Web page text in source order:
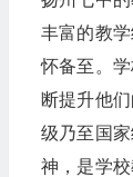
丰富的教
怀备至。
断提升他
级乃至国
神，是学